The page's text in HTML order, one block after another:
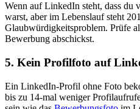
Wenn auf LinkedIn steht, dass du
warst, aber im Lebenslauf steht
Glaubwürdigkeitsproblem. Prüfe
Bewerbung abschickst.
5. Kein Profilfoto auf
Ein LinkedIn-Profil ohne Foto
bis zu 14-mal weniger